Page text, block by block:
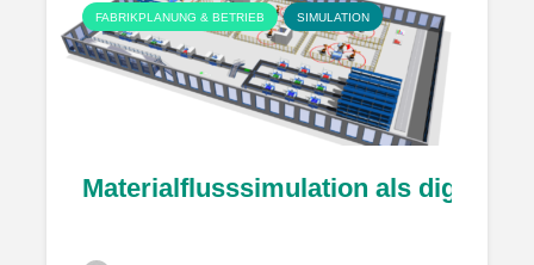
FABRIKPLANUNG & BETRIEB SIMULATION
Materialflusssimulation als digitales